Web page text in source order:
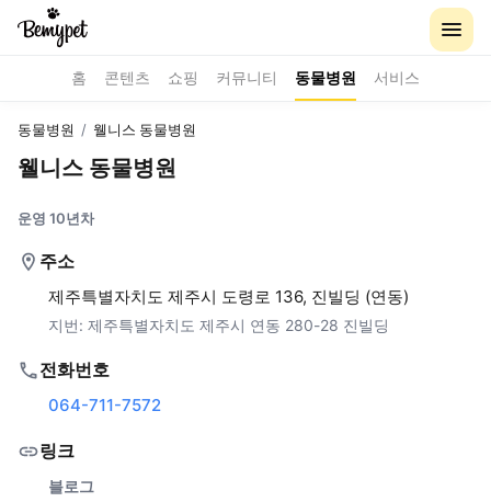
홈 콘텐츠 쇼핑 커뮤니티 동물병원 서비스
동물병원 / 웰니스 동물병원
웰니스 동물병원
운영 10년차
주소
제주특별자치도 제주시 도령로 136, 진빌딩 (연동)
지번: 제주특별자치도 제주시 연동 280-28 진빌딩
전화번호
064-711-7572
링크
블로그